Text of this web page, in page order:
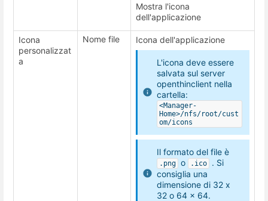
Mostra l'icona
dell'applicazione
Icona
personalizzat
a
Nome file Icona dell'applicazione
L'icona deve essere
salvata sul server
openthinclient nella
cartella:
<Manager-
Home>/nfs/root/cust
om/icons
Il formato del file è
.png o .ico
. Si
consiglia una
dimensione di 32 x
32 o 64 x 64.